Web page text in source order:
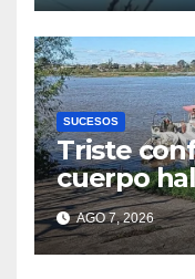
encamina
jurados
SUCESOS
Triste
cuerpo
club
Fernando
AGO 7, 2026